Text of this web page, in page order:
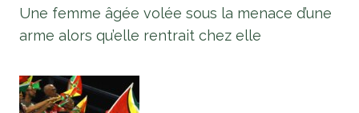
Une femme âgée volée sous la menace d’une
arme alors qu’elle rentrait chez elle